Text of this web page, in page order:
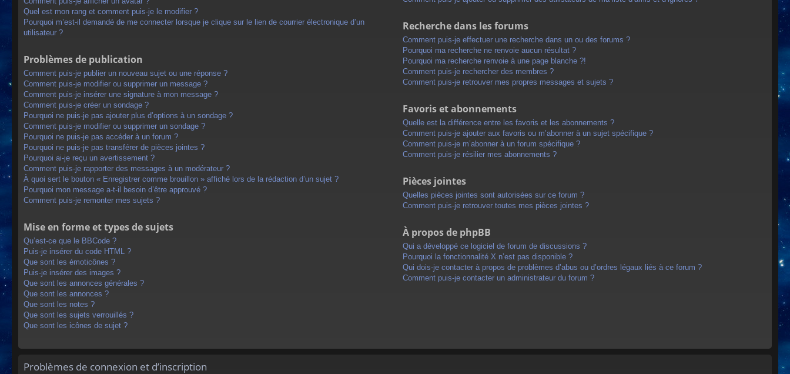
Quel est mon rang et comment puis-je le modifier ?
Pourquoi m’est-il demandé de me connecter lorsque je clique sur le lien de courrier électronique d’un
utilisateur ?
Problèmes de publication
Comment puis-je publier un nouveau sujet ou une réponse ?
Comment puis-je modifier ou supprimer un message ?
Comment puis-je insérer une signature à mon message ?
Comment puis-je créer un sondage ?
Pourquoi ne puis-je pas ajouter plus d’options à un sondage ?
Comment puis-je modifier ou supprimer un sondage ?
Pourquoi ne puis-je pas accéder à un forum ?
Pourquoi ne puis-je pas transférer de pièces jointes ?
Pourquoi ai-je reçu un avertissement ?
Comment puis-je rapporter des messages à un modérateur ?
À quoi sert le bouton « Enregistrer comme brouillon » affiché lors de la rédaction d’un sujet ?
Pourquoi mon message a-t-il besoin d’être approuvé ?
Comment puis-je remonter mes sujets ?
Mise en forme et types de sujets
Qu’est-ce que le BBCode ?
Puis-je insérer du code HTML ?
Que sont les émoticônes ?
Puis-je insérer des images ?
Que sont les annonces générales ?
Que sont les annonces ?
Que sont les notes ?
Que sont les sujets verrouillés ?
Que sont les icônes de sujet ?
Recherche dans les forums
Comment puis-je effectuer une recherche dans un ou des forums ?
Pourquoi ma recherche ne renvoie aucun résultat ?
Pourquoi ma recherche renvoie à une page blanche ?!
Comment puis-je rechercher des membres ?
Comment puis-je retrouver mes propres messages et sujets ?
Favoris et abonnements
Quelle est la différence entre les favoris et les abonnements ?
Comment puis-je ajouter aux favoris ou m’abonner à un sujet spécifique ?
Comment puis-je m’abonner à un forum spécifique ?
Comment puis-je résilier mes abonnements ?
Pièces jointes
Quelles pièces jointes sont autorisées sur ce forum ?
Comment puis-je retrouver toutes mes pièces jointes ?
À propos de phpBB
Qui a développé ce logiciel de forum de discussions ?
Pourquoi la fonctionnalité X n’est pas disponible ?
Qui dois-je contacter à propos de problèmes d’abus ou d’ordres légaux liés à ce forum ?
Comment puis-je contacter un administrateur du forum ?
Problèmes de connexion et d’inscription